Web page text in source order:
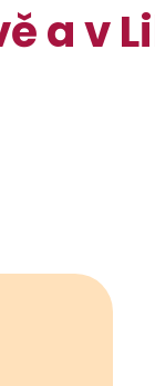
a v